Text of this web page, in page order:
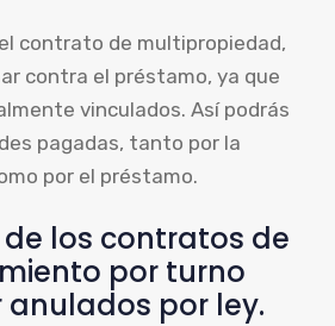
contrato de multipropiedad,
contra el préstamo, ya que
vinculados. Así podrás
pagadas, tanto por la
por el préstamo.
los contratos de
por turno
anulados por ley.